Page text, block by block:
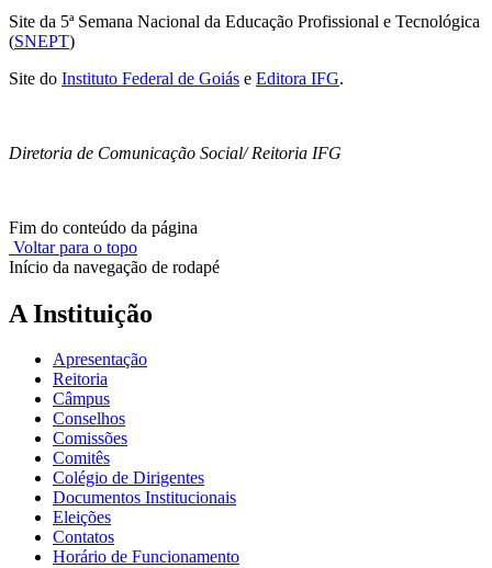
Site da 5ª Semana Nacional da Educação Profissional e Tecnológica
(SNEPT)
Site do Instituto Federal de Goiás e Editora IFG.
Diretoria de Comunicação Social/ Reitoria IFG
Fim do conteúdo da página
Voltar para o topo
Início da navegação de rodapé
A Instituição
Apresentação
Reitoria
Câmpus
Conselhos
Comissões
Comitês
Colégio de Dirigentes
Documentos Institucionais
Eleições
Contatos
Horário de Funcionamento